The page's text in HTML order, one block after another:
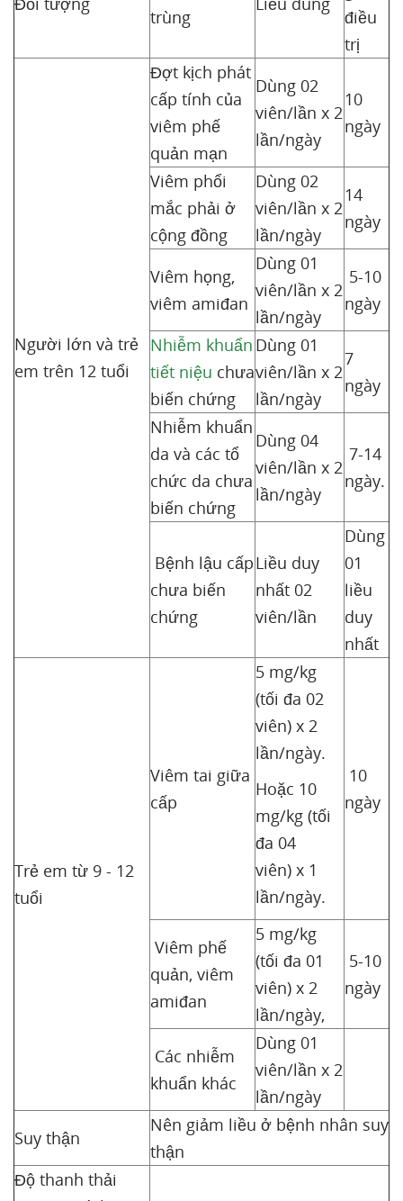
trùng
điều
trị
Người lớn và trẻ
em trên 12 tuổi
Đợt kịch phát
cấp tính của
viêm phế
quản mạn
Dùng 02
viên/lần x 2
lần/ngày
10
ngày
Viêm phổi
mắc phải ở
cộng đồng
Dùng 02
viên/lần x 2
lần/ngày
14
ngày
Viêm họng,
viêm amiđan
Dùng 01
viên/lần x 2
lần/ngày
5-10
ngày
Nhiễm khuẩn
tiết niệu chưa
biến chứng
Dùng 01
viên/lần x 2
lần/ngày
7
ngày
Nhiễm khuẩn
da và các tổ
chức da chưa
biến chứng
Dùng 04
viên/lần x 2
lần/ngày
7-14
ngày.
Bệnh lậu cấp
chưa biến
chứng
Liều duy
nhất 02
viên/lần
Dùng
01
liều
duy
nhất
Trẻ em từ 9 - 12
tuổi
Viêm tai giữa
cấp
5 mg/kg
(tối đa 02
viên) x 2
lần/ngày.
Hoặc 10
mg/kg (tối
đa 04
viên) x 1
lần/ngày.
10
ngày
Viêm phế
quản, viêm
amiđan
5 mg/kg
(tối đa 01
viên) x 2
lần/ngày,
5-10
ngày
Các nhiễm
khuẩn khác
Dùng 01
viên/lần x 2
lần/ngày
Suy thận
Nên giảm liều ở bệnh nhân suy
thận
Độ thanh thải